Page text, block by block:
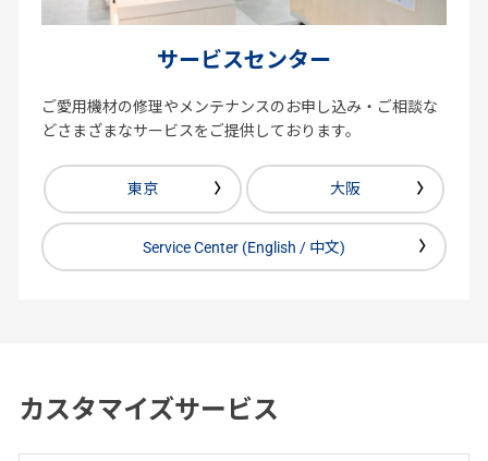
サービスセンター
ご愛用機材の修理やメンテナンスのお申し込み・ご相談な
どさまざまなサービスをご提供しております。
東京 大阪
Service Center (English / 中文)
カスタマイズサービス